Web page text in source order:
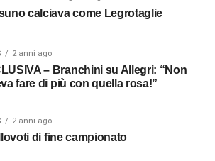
calciava come Legrotaglie
2 anni ago
– Branchini su Allegri: “Non
fare di più con quella rosa!”
2 anni ago
di fine campionato